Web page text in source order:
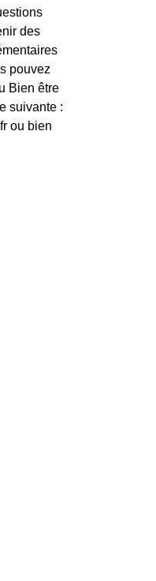
des
pouvez
Bien être
suivante :
ou bien